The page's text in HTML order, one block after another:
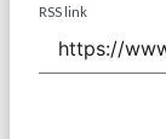
RSS link